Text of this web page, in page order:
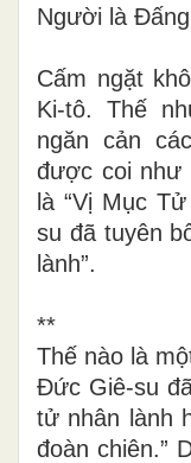
Người là Đấng
Cấm ngặt
Ki-tô. Thế
ngăn cản
được coi như
là “Vị Mục
su đã tuyên
lành”.
**
Thế nào là
Đức Giê-su
tử nhân lành
đoàn chiên.”